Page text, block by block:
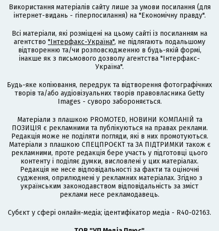
Використання матеріалів сайту лише за умови посилання (для
інтернет-видань - гіперпосилання) на "Економічну правду".
Всі матеріали, які розміщені на цьому сайті із посиланням на
агентство "Інтерфакс-Україна", не підлягають подальшому
відтворенню та/чи розповсюдженню в будь-якій формі,
інакше як з письмового дозволу агентства "Інтерфакс-
Україна".
Будь-яке копіювання, передрук та відтворення фотографічних
творів та/або аудіовізуальних творів правовласника Getty
Images - суворо забороняється.
Матеріали з плашкою PROMOTED, НОВИНИ КОМПАНІЙ та
ПОЗИЦІЯ є рекламними та публікуються на правах реклами.
Редакція може не поділяти погляди, які в них промотуються.
Матеріали з плашкою СПЕЦПРОЄКТ та ЗА ПІДТРИМКИ також є
рекламними, проте редакція бере участь у підготовці цього
контенту і поділяє думки, висловлені у цих матеріалах.
Редакція не несе відповідальності за факти та оціночні
судження, оприлюднені у рекламних матеріалах. Згідно з
українським законодавством відповідальність за зміст
реклами несе рекламодавець.
Cубєкт у сфері онлайн-медіа; ідентифікатор медіа - R40-02163.